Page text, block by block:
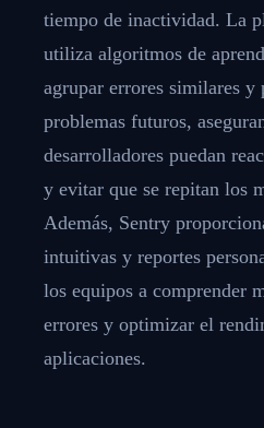
tiempo de inactividad. La
utiliza algoritmos de
agrupar errores similares y
problemas futuros,
desarrolladores puedan
y evitar que se repitan los
Además, Sentry
intuitivas y reportes
los equipos a comprender
errores y optimizar el
aplicaciones.